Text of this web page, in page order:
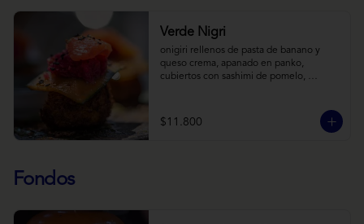
Verde Nigri
onigiri rellenos de pasta de banano y
queso crema, apanado en panko,
cubiertos con sashimi de pomelo,
de crema de coco con wasabi y tierra de
cochayuyo.
$11.800
Fondos